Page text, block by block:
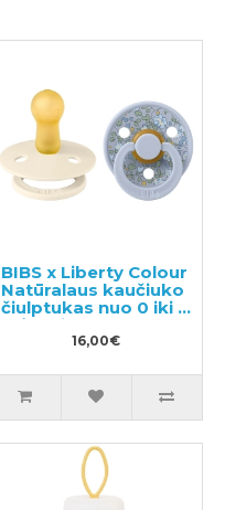
BIBS x Liberty Colour
Natūralaus kaučiuko
čiulptukas nuo 0 iki 6
mėnesių 2vnt
16,00€